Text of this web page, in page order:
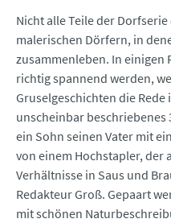
Nicht alle Teile der
malerischen Dörfern, in
zusammenleben. In einigen
richtig spannend werden,
Gruselgeschichten die Rede
unscheinbar beschriebenes
ein Sohn seinen Vater mit
von einem Hochstapler, der
Verhältnisse in Saus und
Redakteur Groß. Gepaart
mit schönen